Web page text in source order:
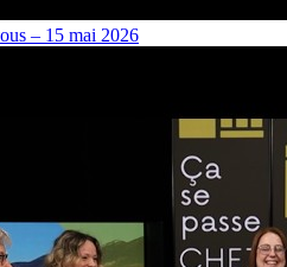
– 15 mai 2026